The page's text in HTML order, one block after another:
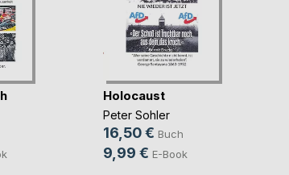
Holocaust
Peter Sohler
16,50 € Buch
9,99 € E-Book